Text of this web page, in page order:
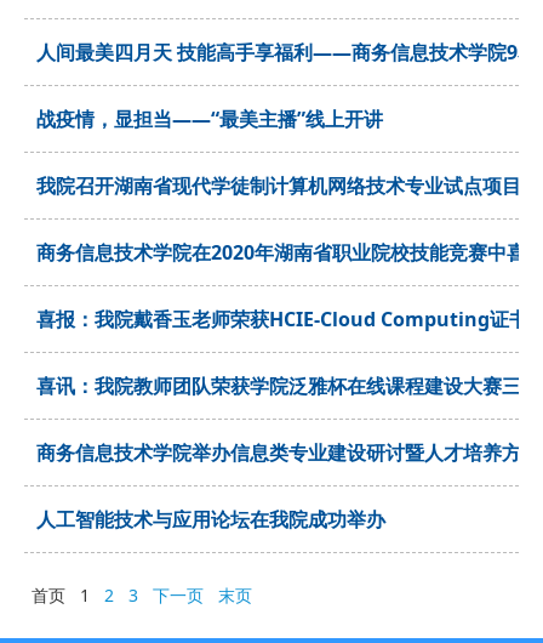
人间最美四月天 技能高手享福利——商务信息技术学院9名
战疫情，显担当——“最美主播”线上开讲
我院召开湖南省现代学徒制计算机网络技术专业试点项目
商务信息技术学院在2020年湖南省职业院校技能竞赛中喜
喜报：我院戴香玉老师荣获HCIE-Cloud Computing证书
喜讯：我院教师团队荣获学院泛雅杯在线课程建设大赛三
商务信息技术学院举办信息类专业建设研讨暨人才培养方
人工智能技术与应用论坛在我院成功举办
首页 1 2 3 下一页 末页